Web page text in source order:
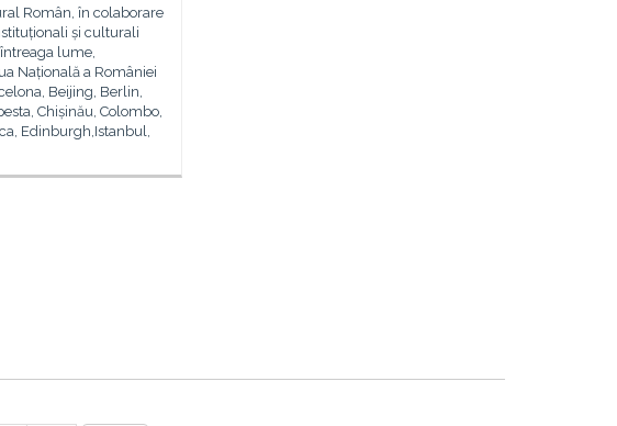
Român, în colaborare
și culturali
lume,
Națională a României
Beijing, Berlin,
Chișinău, Colombo,
Edinburgh,Istanbul,